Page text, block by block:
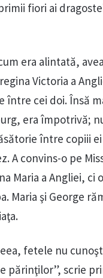
fiori ai
era alintată,
Victoria a
între cei doi. Însă
era împotrivă;
între copiii
A convins-o pe
Maria a Angliei, ci
Maria şi George
fetele nu
părinţilor”, scrie